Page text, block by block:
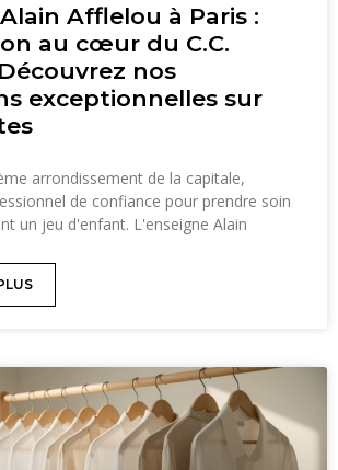
Afflelou à Paris :
au cœur du C.C.
nos
exceptionnelles sur
arrondissement de la capitale,
de confiance pour prendre soin
un jeu d'enfant. L'enseigne Alain